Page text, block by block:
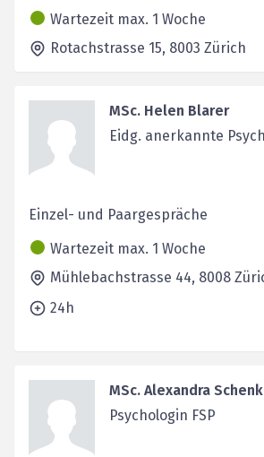
Wartezeit max. 1 Woche
Rotachstrasse 15, 8003 Zürich
MSc. Helen Blarer
Eidg. anerkannte
Einzel- und Paargespräche
Wartezeit max. 1 Woche
Mühlebachstrasse 44, 8008
24h
MSc. Alexandra
Psychologin FSP